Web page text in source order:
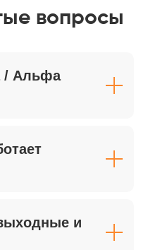
вопросы
/ Альфа
и